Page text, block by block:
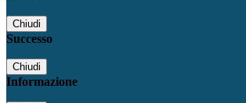
Chiudi
Successo
Chiudi
Informazione